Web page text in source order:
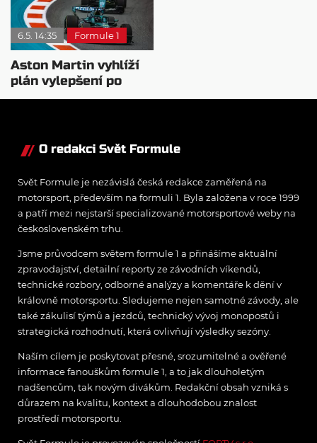
6.5. 14:35 Formule 1
Aston Martin vyhlíží
plán vylepšení po
těžkém startu sezóny
O redakci Svět Formule
Svět Formule je nezávislá česká redakce zaměřená na
motorsport, především na formuli 1. Byla založena v roce 1999
a patří mezi nejstarší specializované motorsportové weby na
československém trhu.
Jsme průvodcem světem formule 1 a přinášíme aktuální
zpravodajství, detailní reporty ze závodních víkendů,
technické rozbory, odborné analýzy a komentáře k dění v
královně motorsportu. Sledujeme nejen samotné závody, ale
také zákulisí týmů a jezdců, technický vývoj monopostů i
strategická rozhodnutí, která ovlivňují výsledky sezóny.
Naším cílem je poskytovat přesné, srozumitelné a ověřené
informace fanouškům formule 1, a to jak dlouholetým
nadšencům, tak novým divákům. Redakční obsah vzniká s
důrazem na kvalitu, kontext a dlouhodobou znalost
prostředí motorsportu.